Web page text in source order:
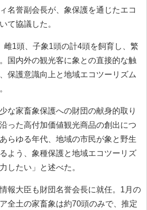
名誉副会長が、象保護を通じたエコ
て協議した。
雌1頭、子象1頭の計4頭を飼育し、繁
国内外の観光客に象との直接的な触
保護意識向上と地域エコツーリズム
な家畜象保護への財団の献身的取り
った高付加価値観光商品の創出につ
らゆる年代、地域の市民が象と野生
よう、象種保護と地域エコツーリズ
したい」と述べた。
報大臣も財団名誉会長に就任。1月の
全土の家畜象は約70頭のみで、推定